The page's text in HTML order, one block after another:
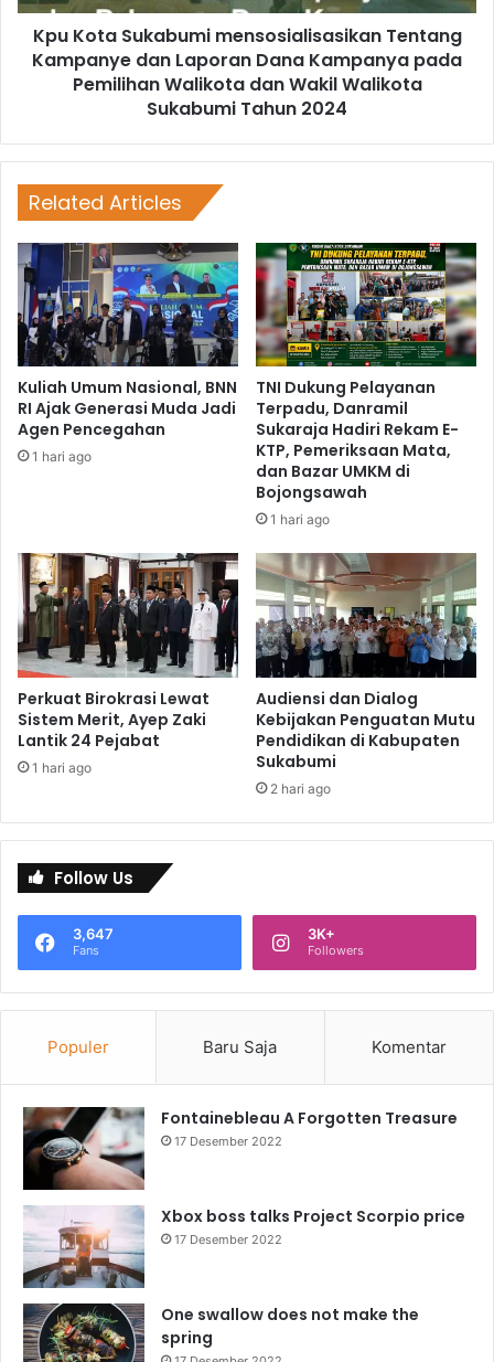
Kpu Kota Sukabumi mensosialisasikan Tentang
Kampanye dan Laporan Dana Kampanya pada
Pemilihan Walikota dan Wakil Walikota
Sukabumi Tahun 2024
Related Articles
Kuliah Umum Nasional, BNN
RI Ajak Generasi Muda Jadi
Agen Pencegahan
1 hari ago
TNI Dukung Pelayanan
Terpadu, Danramil
Sukaraja Hadiri Rekam E-
KTP, Pemeriksaan Mata,
dan Bazar UMKM di
Bojongsawah
1 hari ago
Perkuat Birokrasi Lewat
Sistem Merit, Ayep Zaki
Lantik 24 Pejabat
1 hari ago
Audiensi dan Dialog
Kebijakan Penguatan Mutu
Pendidikan di Kabupaten
Sukabumi
2 hari ago
Follow Us
3,647
Fans
3K+
Followers
Populer Baru Saja Komentar
Fontainebleau A Forgotten Treasure
17 Desember 2022
Xbox boss talks Project Scorpio price
17 Desember 2022
One swallow does not make the
spring